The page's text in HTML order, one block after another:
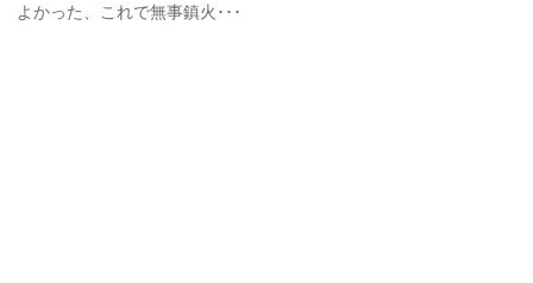
よかった、これで無事鎮火･･･